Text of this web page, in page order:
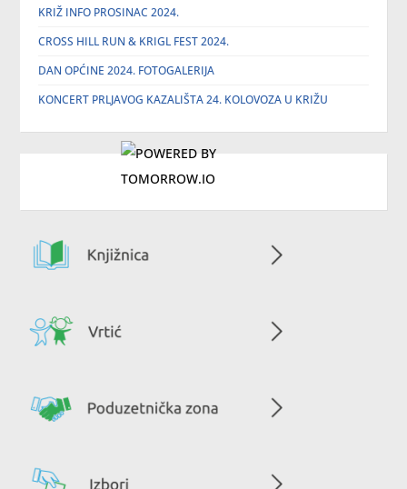
KRIŽ INFO PROSINAC 2024.
CROSS HILL RUN & KRIGL FEST 2024.
DAN OPĆINE 2024. FOTOGALERIJA
KONCERT PRLJAVOG KAZALIŠTA 24. KOLOVOZA U KRIŽU